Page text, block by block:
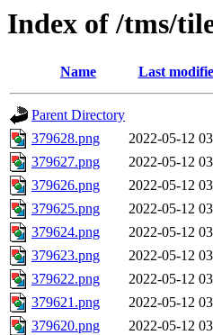
Index of /tms/
Name Last
Parent Directory
379628.png
2022-05-12
379627.png
2022-05-12
379626.png
2022-05-12
379625.png
2022-05-12
379624.png
2022-05-12
379623.png
2022-05-12
379622.png
2022-05-12
379621.png
2022-05-12
379620.png
2022-05-12